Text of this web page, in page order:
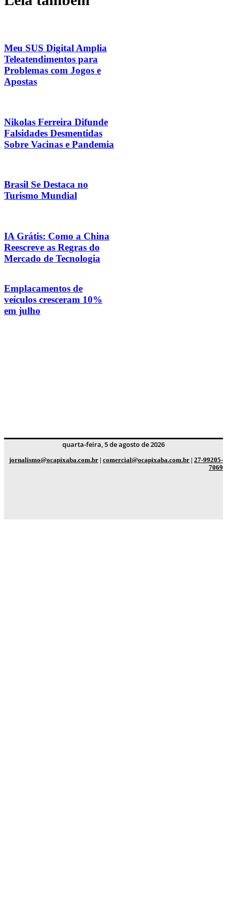
Meu SUS Digital Amplia
Teleatendimentos para
Problemas com Jogos e
Apostas
Nikolas Ferreira Difunde
Falsidades Desmentidas
Sobre Vacinas e Pandemia
Brasil Se Destaca no
Turismo Mundial
IA Grátis: Como a China
Reescreve as Regras do
Mercado de Tecnologia
Emplacamentos de
veículos cresceram 10%
em julho
quarta-feira, 5 de agosto de 2026
jornalismo@ocapixaba.com.br | comercial@ocapixaba.com.br | 27-99205-
7069